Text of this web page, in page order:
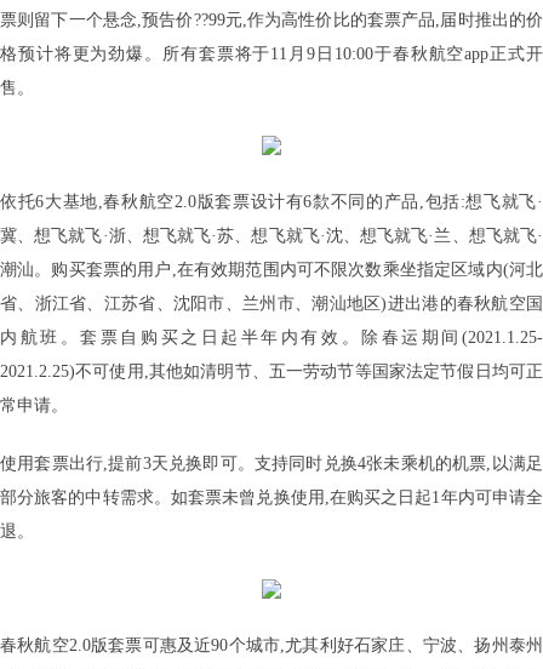
票则留下一个悬念,预告价??99元,作为高性价比的套票产品,届时推出的价
格预计将更为劲爆。所有套票将于11月9日10:00于春秋航空app正式开
售。
依托6大基地,春秋航空2.0版套票设计有6歀不同的产品,包括:想飞就飞·
冀、想飞就飞·浙、想飞就飞·苏、想飞就飞·沈、想飞就飞·兰、想飞就飞·
潮汕。购买套票的用户,在有效期范围内可不限次数乘坐指定区域内(河北
省、浙江省、江苏省、沈阳市、兰州市、潮汕地区)进出港的春秋航空国
内航班。套票自购买之日起半年内有效。除春运期间(2021.1.25-
2021.2.25)不可使用,其他如清明节、五一劳动节等国家法定节假日均可正
常申请。
使用套票出行,提前3天兑换即可。支持同时兑换4张未乘机的机票,以满足
部分旅客的中转需求。如套票未曾兑换使用,在购买之日起1年内可申请全
退。
春秋航空2.0版套票可惠及近90个城市,尤其利好石家庄、宁波、扬州泰州